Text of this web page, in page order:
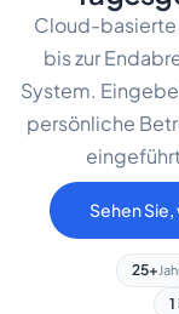
Cloud-basierte
bis zur
System.
persönliche
Sehen Sie,
25+